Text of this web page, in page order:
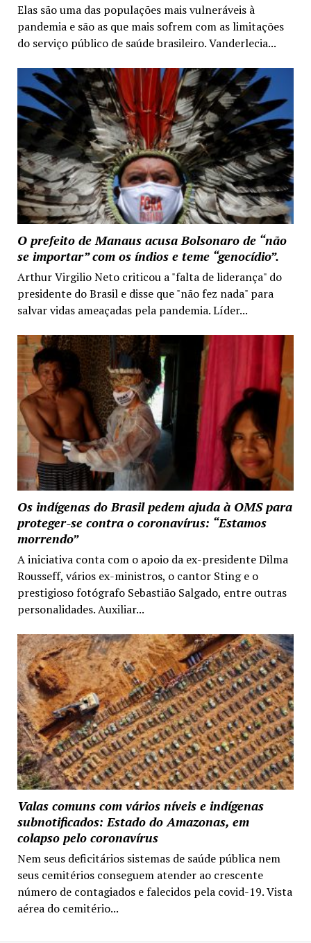
Elas são uma das populações mais vulneráveis à
pandemia e são as que mais sofrem com as limitações
do serviço público de saúde brasileiro. Vanderlecia...
O prefeito de Manaus acusa Bolsonaro de “não
se importar” com os índios e teme “genocídio”.
Arthur Virgilio Neto criticou a "falta de liderança" do
presidente do Brasil e disse que "não fez nada" para
salvar vidas ameaçadas pela pandemia. Líder...
Os indígenas do Brasil pedem ajuda à OMS para
proteger-se contra o coronavírus: “Estamos
morrendo”
A iniciativa conta com o apoio da ex-presidente Dilma
Rousseff, vários ex-ministros, o cantor Sting e o
prestigioso fotógrafo Sebastião Salgado, entre outras
personalidades. Auxiliar...
Valas comuns com vários níveis e indígenas
subnotificados: Estado do Amazonas, em
colapso pelo coronavírus
Nem seus deficitários sistemas de saúde pública nem
seus cemitérios conseguem atender ao crescente
número de contagiados e falecidos pela covid-19. Vista
aérea do cemitério...